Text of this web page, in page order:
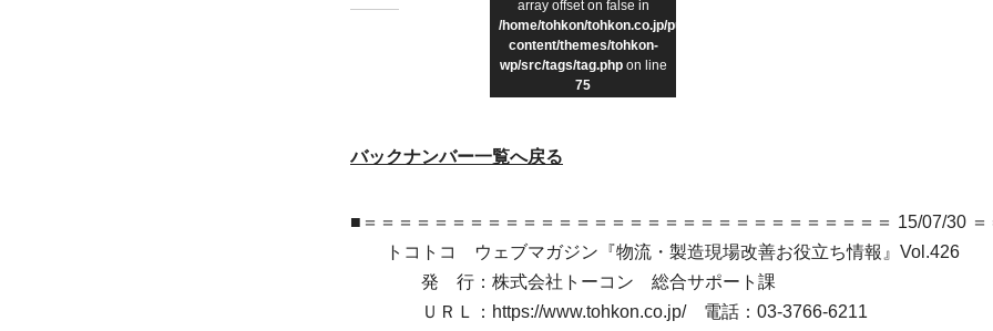
array offset on false in
/home/tohkon/tohkon.co.jp/public_html/wp-
content/themes/tohkon-
wp/src/tags/tag.phpon line
75
バックナンバー一覧へ戻る
■＝＝＝＝＝＝＝＝＝＝＝＝＝＝＝＝＝＝＝＝＝＝＝＝＝＝＝＝＝＝ 15/07/30 ＝
トコトコ ウェブマガジン『物流・製造現場改善お役立ち情報』Vol.426
発 行：株式会社トーコン 総合サポート課
ＵＲＬ：https://www.tohkon.co.jp/ 電話：03-3766-6211